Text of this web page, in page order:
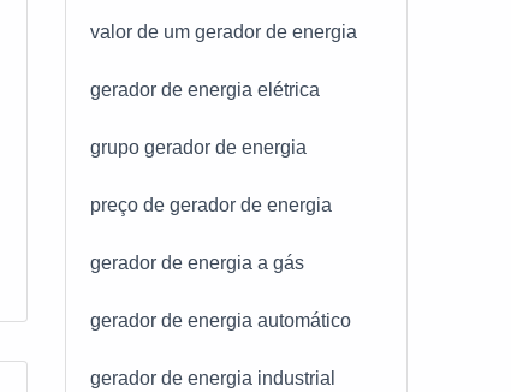
valor de um gerador de energia
gerador de energia elétrica
grupo gerador de energia
preço de gerador de energia
gerador de energia a gás
gerador de energia automático
gerador de energia industrial